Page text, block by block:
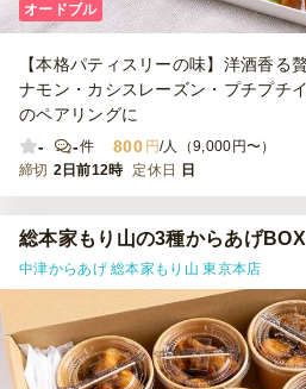
オードブル
【本格パティスリーの味】洋酒香る
ナモン・カシスレーズン・プチプチ
のペアリングに
-
-件 800 円/人（9,000円〜）
締切 2日前12時 定休日 日
総本家もり山の3種からあげBOX
中津からあげ 総本家もり山 東京本店